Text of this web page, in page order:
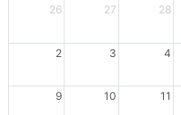
26
27 28
2 3 4
9 10 11